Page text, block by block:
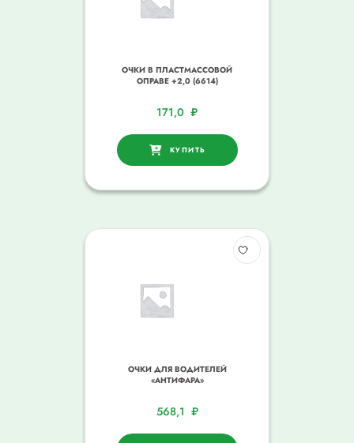
ОЧКИ В ПЛАСТМАССОВОЙ
ОПРАВЕ +2,0 (6614)
171,0 ₽
КУПИТЬ
ОЧКИ ДЛЯ ВОДИТЕЛЕЙ
«АНТИФАРА»
568,1 ₽